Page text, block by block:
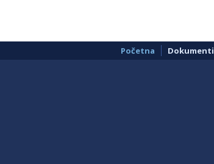
Početna Dokumenti